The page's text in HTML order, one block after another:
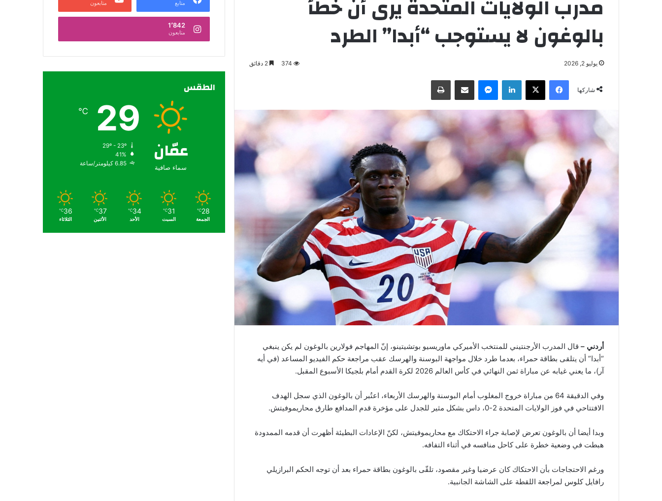
مدرب الولايات المتحدة يرى أن خطأ
بالوغون لا يستوجب “أبدا” الطرد
يوليو 2, 2026 374
شاركها
فيسبوك لينكدإن
أردني – قال المدرب الأرجنتيني للمنتخب الأميركي ماوريسيو بوتشيتينو، إنّ المهاجم فولارين بالوغون لم يكن ينبغي
“أبدا” أن يتلقى بطاقة حمراء، بعدما طرد خلال مواجهة البوسنة والهرسك عقب مراجعة حكم الفيديو المساعد (في أيه
آر)، ما يعني غيابه عن مباراة ثمن النهائي في كأس العالم 2026 لكرة القدم أمام بلجيكا الأسبوع المقبل.
وفي الدقيقة 64 من مباراة خروج المغلوب أمام البوسنة والهرسك الأربعاء، اعتُبر أن بالوغون الذي سجل الهدف
الافتتاحي في فوز الولايات المتحدة 2-0، داس بشكل مثير للجدل على مؤخرة قدم المدافع طارق محاريموفيتش.
وبدا أيضا أن بالوغون تعرض لإصابة جراء الاحتكاك مع محاريموفيتش، لكنّ الإعادات البطيئة أظهرت أن قدمه الممدودة
هبطت في وضعية خطرة على كاحل منافسه في أثناء التفافه.
ورغم الاحتجاجات بأن الاحتكاك كان عرضيا وغير مقصود، تلقّى بالوغون بطاقة حمراء بعد أن توجه الحكم البرازيلي
رافايل كلوس لمراجعة اللقطة على الشاشة الجانبية.
متابع متابعون
1٬842
متابعون
الطقس
عمّان
سماء صافية
29
℃
41%
6.85 كيلومتر/ساعة
28
℃
الجمعة
31
℃
السبت
34
℃
الأحد
37
℃
الأثنين
36
℃
الثلاثاء